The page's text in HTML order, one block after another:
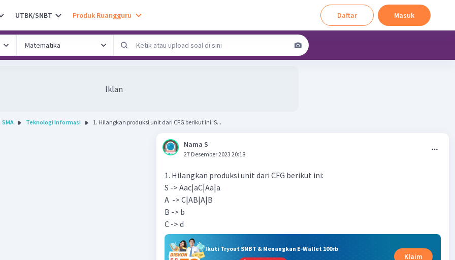
UTBK/SNBT Produk Ruangguru Daftar Masuk
Iklan
SMA Teknologi Informasi 1. Hilangkan produksi unit dari CFG berikut ini: S...
Nama S
27 Desember 2023 20:18
1. Hilangkan produksi unit dari CFG berikut ini:
S -> Aac|aC|Aa|a
A -> C|AB|A|B
B -> b
C -> d
Ikuti Tryout SNBT & Menangkan E-Wallet 100rb
Klaim